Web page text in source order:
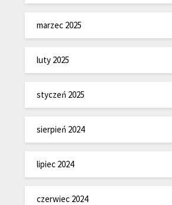
marzec 2025
luty 2025
styczeń 2025
sierpień 2024
lipiec 2024
czerwiec 2024